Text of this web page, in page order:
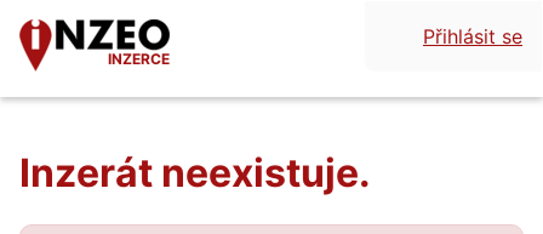
INZERCE
Přihlásit se
Inzerát neexistuje.